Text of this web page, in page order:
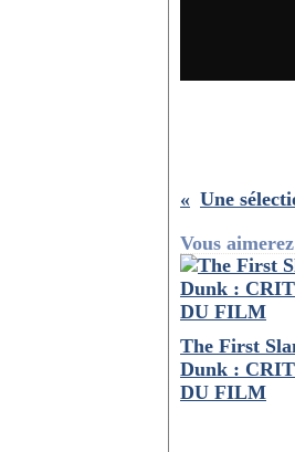
Vous
The First
Dunk :
DU FILM